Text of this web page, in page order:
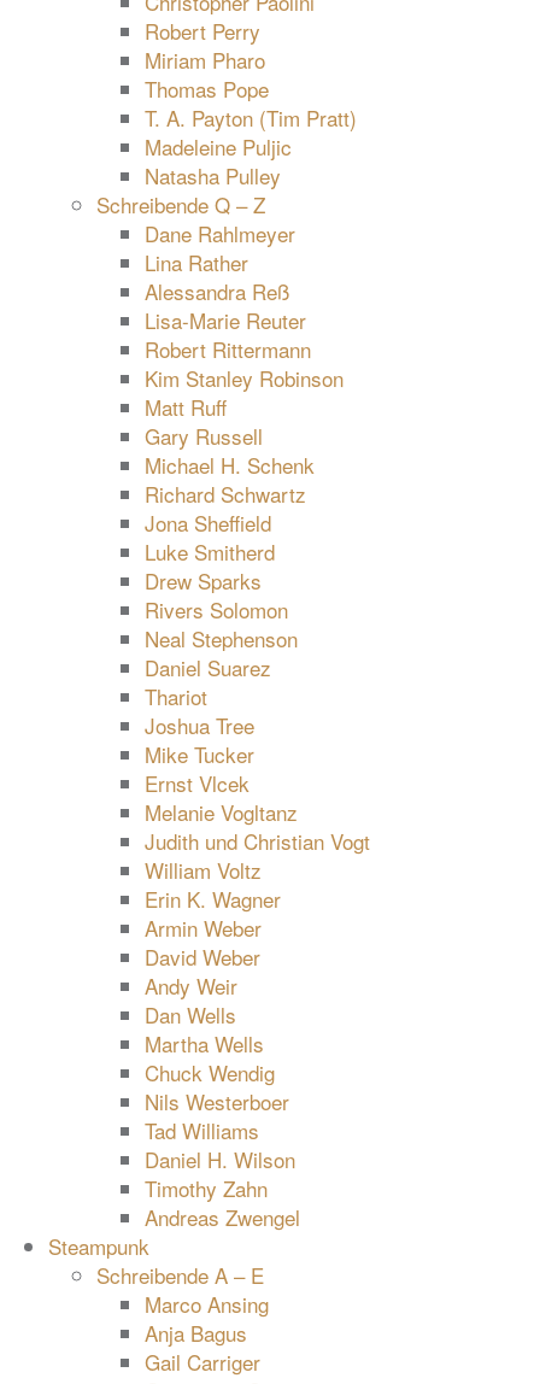
Robert Perry
Miriam Pharo
Thomas Pope
T. A. Payton (Tim Pratt)
Madeleine Puljic
Natasha Pulley
Schreibende Q – Z
Dane Rahlmeyer
Lina Rather
Alessandra Reß
Lisa-Marie Reuter
Robert Rittermann
Kim Stanley Robinson
Matt Ruff
Gary Russell
Michael H. Schenk
Richard Schwartz
Jona Sheffield
Luke Smitherd
Drew Sparks
Rivers Solomon
Neal Stephenson
Daniel Suarez
Thariot
Joshua Tree
Mike Tucker
Ernst Vlcek
Melanie Vogltanz
Judith und Christian Vogt
William Voltz
Erin K. Wagner
Armin Weber
David Weber
Andy Weir
Dan Wells
Martha Wells
Chuck Wendig
Nils Westerboer
Tad Williams
Daniel H. Wilson
Timothy Zahn
Andreas Zwengel
Steampunk
Schreibende A – E
Marco Ansing
Anja Bagus
Gail Carriger